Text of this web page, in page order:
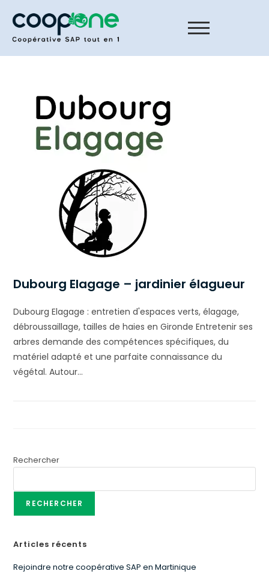
Dubourg Elagage – jardinier élagueur
Dubourg Elagage : entretien d'espaces verts, élagage,
débroussaillage, tailles de haies en Gironde Entretenir ses
arbres demande des compétences spécifiques, du
matériel adapté et une parfaite connaissance du
végétal. Autour…
Rechercher
RECHERCHER
Articles récents
Rejoindre notre coopérative SAP en Martinique